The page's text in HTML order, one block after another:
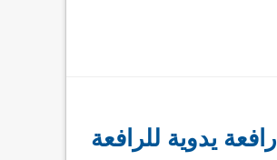
رافعة يدوية للرافعة